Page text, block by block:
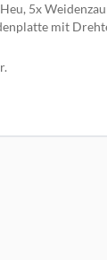
5x
mit